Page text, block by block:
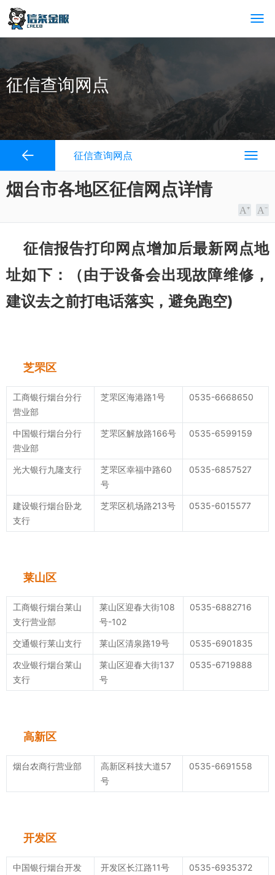
征信查询网点
征信查询网点
烟台市各地区征信网点详情
征信报告打印网点增加后最新网点地
址如下：（由于设备会出现故障维修，
建议去之前打电话落实，避免跑空)
芝罘区
工商银行烟台分行
营业部
芝罘区海港路1号 0535-6668650
中国银行烟台分行
营业部
芝罘区解放路166号 0535-6599159
光大银行九隆支行
芝罘区幸福中路60
号
0535-6857527
建设银行烟台卧龙
支行
芝罘区机场路213号 0535-6015577
莱山区
工商银行烟台莱山
支行营业部
莱山区迎春大街108
号-102
0535-6882716
交通银行莱山支行 莱山区清泉路19号 0535-6901835
农业银行烟台莱山
支行
莱山区迎春大街137
号
0535-6719888
高新区
烟台农商行营业部
高新区科技大道57
号
0535-6691558
开发区
中国银行烟台开发
开发区长江路11号 0535-6935372